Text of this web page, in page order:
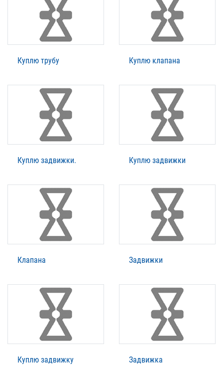
Куплю трубу Куплю клапана
Куплю задвижки. Куплю задвижки
Клапана Задвижки
Куплю задвижку Задвижка